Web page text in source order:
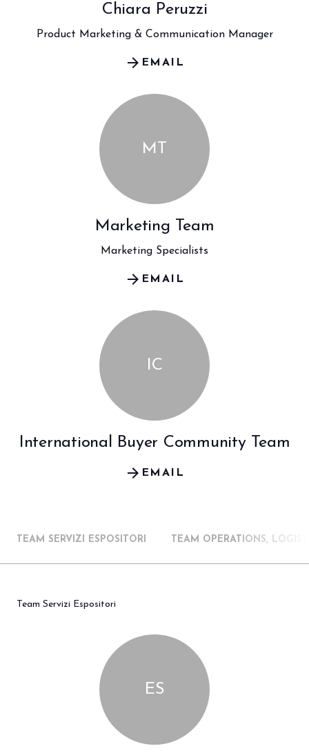
Chiara Peruzzi
Product Marketing & Communication Manager
EMAIL
arrow_forward
MT
Marketing Team
Marketing Specialists
EMAIL
arrow_forward
IC
International Buyer Community Team
EMAIL
arrow_forward
TEAM SERVIZI ESPOSITORI TEAM OPERATIONS,
Team Servizi Espositori
ES